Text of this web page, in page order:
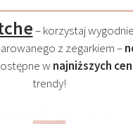
– korzystaj
z zegarkiem –
w najniższych
trendy!